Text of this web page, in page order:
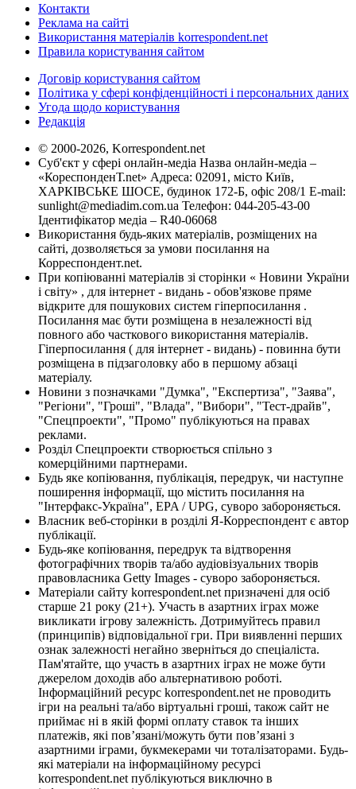
Контакти
Реклама на сайті
Використання матеріалів korrespondent.net
Правила користування сайтом
Договір користування сайтом
Політика у сфері конфіденційності і персональних даних
Угода щодо користування
Редакція
© 2000-2026, Korrespondent.net
Суб'єкт у сфері онлайн-медіа Назва онлайн-медіа –
«КореспонденТ.net» Адреса: 02091, місто Київ,
ХАРКІВСЬКЕ ШОСЕ, будинок 172-Б, офіс 208/1 E-mail:
sunlight@mediadim.com.ua Телефон: 044-205-43-00
Ідентифікатор медіа – R40-06068
Використання будь-яких матеріалів, розміщених на
сайті, дозволяється за умови посилання на
Корреспондент.net.
При копіюванні матеріалів зі сторінки « Новини України
і світу» , для інтернет - видань - обов'язкове пряме
відкрите для пошукових систем гіперпосилання .
Посилання має бути розміщена в незалежності від
повного або часткового використання матеріалів.
Гіперпосилання ( для інтернет - видань) - повинна бути
розміщена в підзаголовку або в першому абзаці
матеріалу.
Новини з позначками "Думка", "Експертиза", "Заява",
"Регіони", "Гроші", "Влада", "Вибори", "Тест-драйв",
"Спецпроекти", "Промо" публікуються на правах
реклами.
Розділ Спецпроекти створюється спільно з
комерційними партнерами.
Будь яке копіювання, публікація, передрук, чи наступне
поширення інформації, що містить посилання на
"Інтерфакс-Україна", EPA / UPG, суворо забороняється.
Власник веб-сторінки в розділі Я-Корреспондент є автор
публікації.
Будь-яке копіювання, передрук та відтворення
фотографічних творів та/або аудіовізуальних творів
правовласника Getty Images - суворо забороняється.
Матеріали сайту korrespondent.net призначені для осіб
старше 21 року (21+). Участь в азартних іграх може
викликати ігрову залежність. Дотримуйтесь правил
(принципів) відповідальної гри. При виявленні перших
ознак залежності негайно зверніться до спеціаліста.
Пам'ятайте, що участь в азартних іграх не може бути
джерелом доходів або альтернативою роботі.
Інформаційний ресурс korrespondent.net не проводить
ігри на реальні та/або віртуальні гроші, також сайт не
приймає ні в якій формі оплату ставок та інших
платежів, які пов’язані/можуть бути пов’язані з
азартними іграми, букмекерами чи тоталізаторами. Будь-
які матеріали на інформаційному ресурсі
korrespondent.net публікуються виключно в